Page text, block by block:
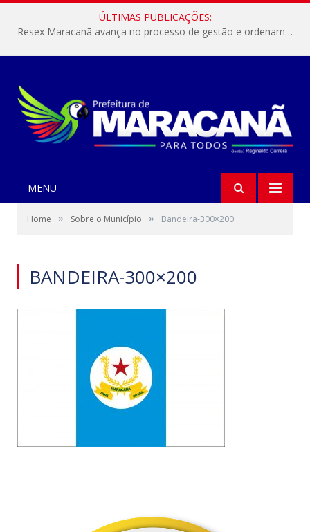
ÚLTIMAS PUBLICAÇÕES:
Resex Maracanã avança no processo de gestão e ordenamento do turismo em nossas áreas protegidas.
MENU
Home » Sobre o Município » Bandeira-300×200
BANDEIRA-300×200